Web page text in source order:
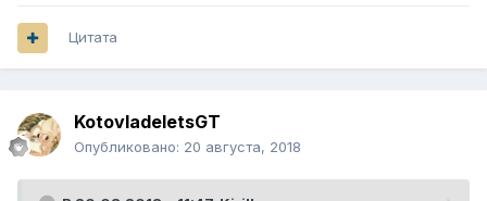
Цитата
KotovladeletsGT
Опубликовано: 20 августа, 2018